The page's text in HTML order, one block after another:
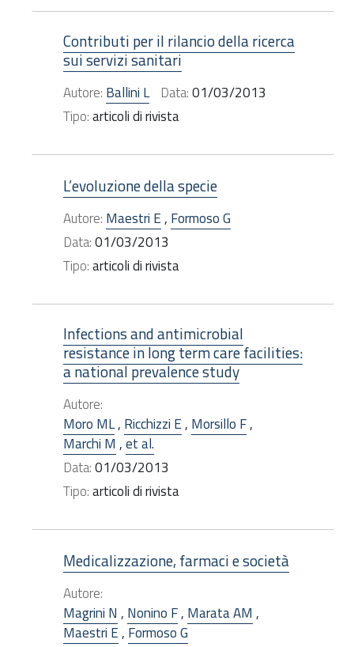
Contributi per il rilancio della ricerca
sui servizi sanitari
Autore: Ballini L Data:01/03/2013
Tipo:articoli di rivista
L’evoluzione della specie
Autore: Maestri E, Formoso G
Data:01/03/2013
Tipo:articoli di rivista
Infections and antimicrobial
resistance in long term care facilities:
a national prevalence study
Autore:
Moro ML, Ricchizzi E, Morsillo F,
Marchi M ,et al.
Data:01/03/2013
Tipo:articoli di rivista
Medicalizzazione, farmaci e società
Autore:
Magrini N , Nonino F, Marata AM ,
Maestri E, Formoso G